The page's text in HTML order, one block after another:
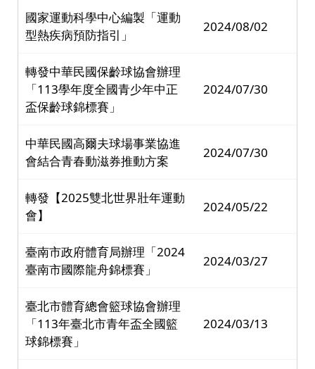
國家運動科學中心編製「運動
型熱疾病預防指引」
2024/08/02
轉發中華民國保齡球協會辦理
「113學年度全國青少年中正
盃保齡球錦標賽」
2024/07/30
中華民國高爾夫球場事業協進
會結合青春動滋券推動方案
2024/07/30
轉發【2025雙北世界壯年運動
會】
2024/05/22
臺南市政府體育局辦理「2024
臺南市國際龍舟錦標賽」
2024/03/27
臺北市體育總會籃球協會辦理
「113年臺北市青年盃全國籃
球錦標賽」
2024/03/13